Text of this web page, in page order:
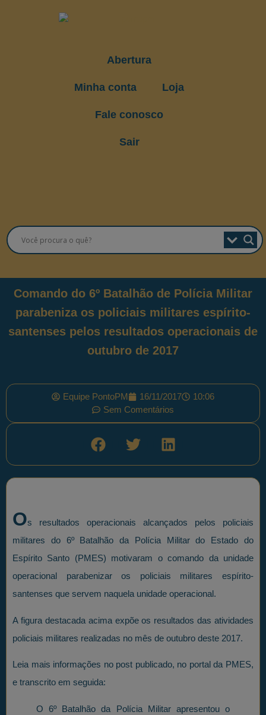
Abertura
Minha conta Loja
Fale conosco
Sair
Comando do 6º Batalhão de Polícia Militar
parabeniza os policiais militares espírito-
santenses pelos resultados operacionais de
outubro de 2017
Equipe PontoPM 16/11/2017
10:06
Sem Comentários
Os resultados operacionais alcançados pelos policiais
militares do 6º Batalhão da Polícia Militar do Estado do
Espírito Santo (PMES) motivaram o comando da unidade
operacional parabenizar os policiais militares espírito-
santenses que servem naquela unidade operacional.
A figura destacada acima expõe os resultados das atividades
policiais militares realizadas no mês de outubro deste 2017.
Leia mais informações no post publicado, no portal da PMES,
e transcrito em seguida:
O 6º Batalhão da Polícia Militar apresentou o